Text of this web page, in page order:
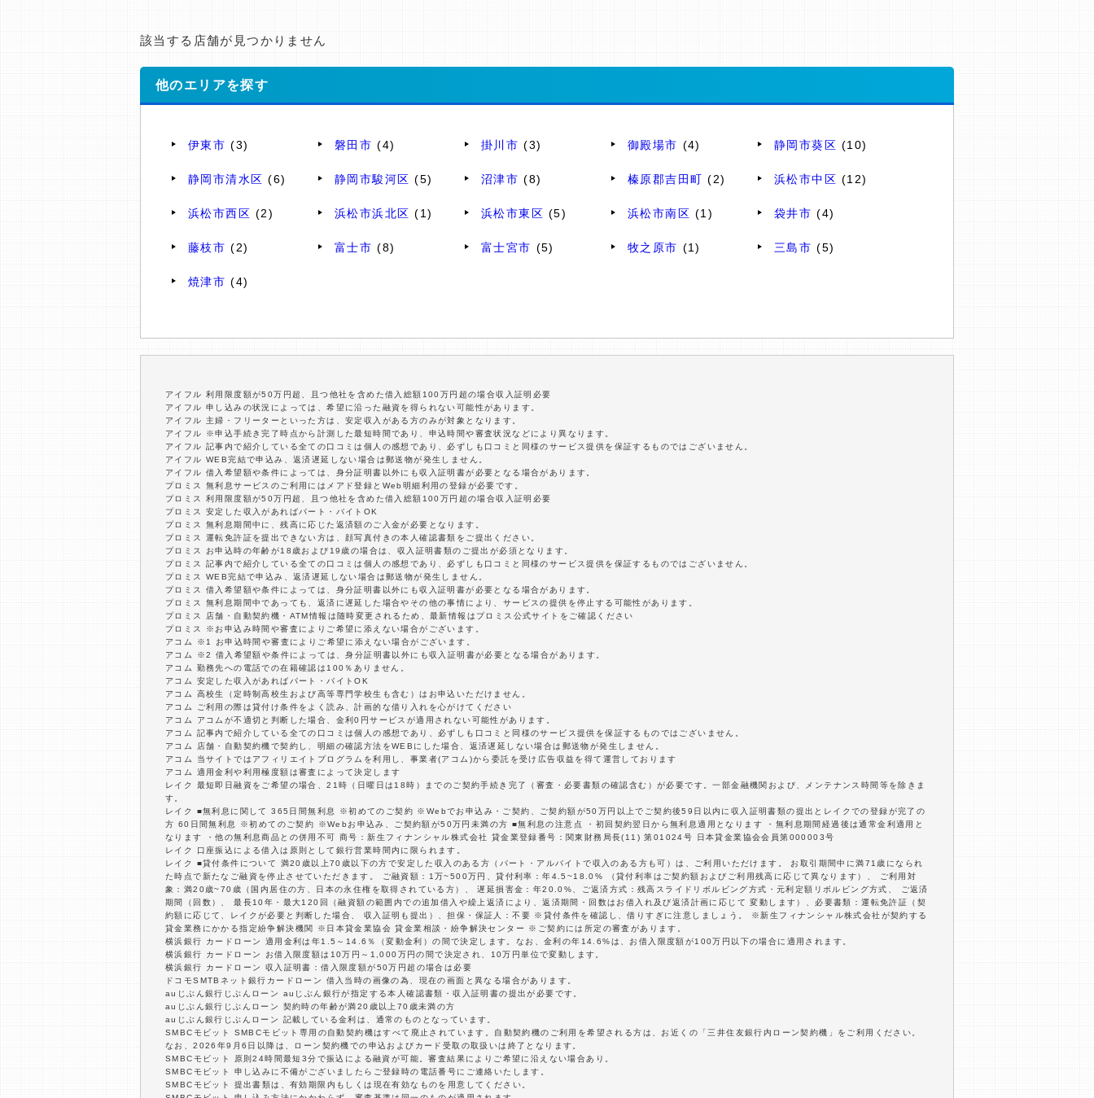
該当する店舗が見つかりません
他のエリアを探す
伊東市 (3) 磐田市 (4) 掛川市 (3) 御殿場市 (4) 静岡市葵区 (10)
静岡市清水区 (6) 静岡市駿河区 (5) 沼津市 (8) 榛原郡吉田町 (2) 浜松市中区 (12)
浜松市西区 (2) 浜松市浜北区 (1) 浜松市東区 (5) 浜松市南区 (1) 袋井市 (4)
藤枝市 (2) 富士市 (8) 富士宮市 (5) 牧之原市 (1) 三島市 (5)
焼津市 (4)
アイフル 利用限度額が50万円超、且つ他社を含めた借入総額100万円超の場合収入証明必要
アイフル 申し込みの状況によっては、希望に沿った融資を得られない可能性があります。
アイフル 主婦・フリーターといった方は、安定収入がある方のみが対象となります。
アイフル ※申込手続き完了時点から計測した最短時間であり、申込時間や審査状況などにより異なります。
アイフル 記事内で紹介している全ての口コミは個人の感想であり、必ずしも口コミと同様のサービス提供を保証するものではございません。
アイフル WEB完結で申込み、返済遅延しない場合は郵送物が発生しません。
アイフル 借入希望額や条件によっては、身分証明書以外にも収入証明書が必要となる場合があります。
プロミス 無利息サービスのご利用にはメアド登録とWeb明細利用の登録が必要です。
プロミス 利用限度額が50万円超、且つ他社を含めた借入総額100万円超の場合収入証明必要
プロミス 安定した収入があればパート・バイトOK
プロミス 無利息期間中に、残高に応じた返済額のご入金が必要となります。
プロミス 運転免許証を提出できない方は、顔写真付きの本人確認書類をご提出ください。
プロミス お申込時の年齢が18歳および19歳の場合は、収入証明書類のご提出が必須となります。
プロミス 記事内で紹介している全ての口コミは個人の感想であり、必ずしも口コミと同様のサービス提供を保証するものではございません。
プロミス WEB完結で申込み、返済遅延しない場合は郵送物が発生しません。
プロミス 借入希望額や条件によっては、身分証明書以外にも収入証明書が必要となる場合があります。
プロミス 無利息期間中であっても、返済に遅延した場合やその他の事情により、サービスの提供を停止する可能性があります。
プロミス 店舗・自動契約機・ATM情報は随時変更されるため、最新情報はプロミス公式サイトをご確認ください
プロミス ※お申込み時間や審査によりご希望に添えない場合がございます。
アコム ※1 お申込時間や審査によりご希望に添えない場合がございます。
アコム ※2 借入希望額や条件によっては、身分証明書以外にも収入証明書が必要となる場合があります。
アコム 勤務先への電話での在籍確認は100％ありません。
アコム 安定した収入があればパート・バイトOK
アコム 高校生（定時制高校生および高等専門学校生も含む）はお申込いただけません。
アコム ご利用の際は貸付け条件をよく読み、計画的な借り入れを心がけてください
アコム アコムが不適切と判断した場合、金利0円サービスが適用されない可能性があります。
アコム 記事内で紹介している全ての口コミは個人の感想であり、必ずしも口コミと同様のサービス提供を保証するものではございません。
アコム 店舗・自動契約機で契約し、明細の確認方法をWEBにした場合、返済遅延しない場合は郵送物が発生しません。
アコム 当サイトではアフィリエイトプログラムを利用し、事業者(アコム)から委託を受け広告収益を得て運営しております
アコム 適用金利や利用極度額は審査によって決定します
レイク 最短即日融資をご希望の場合、21時（日曜日は18時）までのご契約手続き完了（審査・必要書類の確認含む）が必要です。一部金融機関および、メンテナンス時間等を除きま
す。
レイク ■無利息に関して 365日間無利息 ※初めてのご契約 ※Webでお申込み・ご契約、ご契約額が50万円以上でご契約後59日以内に収入証明書類の提出とレイクでの登録が完了の
方 60日間無利息 ※初めてのご契約 ※Webお申込み、ご契約額が50万円未満の方 ■無利息の注意点 ・初回契約翌日から無利息適用となります ・無利息期間経過後は通常金利適用と
なります ・他の無利息商品との併用不可 商号：新生フィナンシャル株式会社 貸金業登録番号：関東財務局長(11) 第01024号 日本貸金業協会会員第000003号
レイク 口座振込による借入は原則として銀行営業時間内に限られます。
レイク ■貸付条件について 満20歳以上70歳以下の方で安定した収入のある方（パート・アルバイトで収入のある方も可）は、ご利用いただけます。 お取引期間中に満71歳になられ
た時点で新たなご融資を停止させていただきます。 ご融資額：1万~500万円、貸付利率：年4.5~18.0% （貸付利率はご契約額およびご利用残高に応じて異なります）、 ご利用対
象：満20歳~70歳（国内居住の方、日本の永住権を取得されている方）、 遅延損害金：年20.0%、ご返済方式：残高スライドリボルビング方式・元利定額リボルビング方式、 ご返済
期間（回数）、 最長10年・最大120回（融資額の範囲内での追加借入や繰上返済により、返済期間・回数はお借入れ及び返済計画に応じて 変動します）、必要書類：運転免許証（契
約額に応じて、レイクが必要と判断した場合、 収入証明も提出）、担保・保証人：不要 ※貸付条件を確認し、借りすぎに注意しましょう。 ※新生フィナンシャル株式会社が契約する
貸金業務にかかる指定紛争解決機関 ※日本貸金業協会 貸金業相談・紛争解決センター ※ご契約には所定の審査があります。
横浜銀行 カードローン 適用金利は年1.5～14.6％（変動金利）の間で決定します。なお、金利の年14.6%は、お借入限度額が100万円以下の場合に適用されます。
横浜銀行 カードローン お借入限度額は10万円～1,000万円の間で決定され、10万円単位で変動します。
横浜銀行 カードローン 収入証明書：借入限度額が50万円超の場合は必要
ドコモSMTBネット銀行カードローン 借入当時の画像の為、現在の画面と異なる場合があります。
auじぶん銀行じぶんローン auじぶん銀行が指定する本人確認書類・収入証明書の提出が必要です。
auじぶん銀行じぶんローン 契約時の年齢が満20歳以上70歳未満の方
auじぶん銀行じぶんローン 記載している金利は、通常のものとなっています。
SMBCモビット SMBCモビット専用の自動契約機はすべて廃止されています。自動契約機のご利用を希望される方は、お近くの「三井住友銀行内ローン契約機」をご利用ください。
なお、2026年9月6日以降は、ローン契約機での申込およびカード受取の取扱いは終了となります。
SMBCモビット 原則24時間最短3分で振込による融資が可能。審査結果によりご希望に沿えない場合あり。
SMBCモビット 申し込みに不備がございましたらご登録時の電話番号にご連絡いたします。
SMBCモビット 提出書類は、有効期限内もしくは現在有効なものを用意してください。